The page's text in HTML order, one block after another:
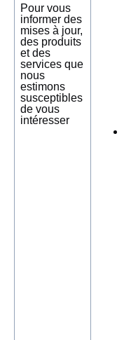
Pour vous
informer des
mises à jour,
des produits
et des
services que
nous
estimons
susceptibles
de vous
intéresser